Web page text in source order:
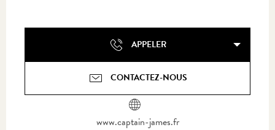
APPELER
CONTACTEZ-NOUS
www.captain-james.fr